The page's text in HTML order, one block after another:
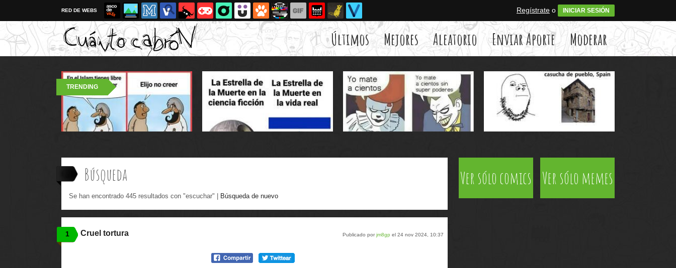
RED DE WEBS Regístrate o INICIAR SESIÓN
Últimos Mejores Aleatorio Enviar Aporte Moderar
TRENDING
Búsqueda
Se han encontrado 445 resultados con "escuchar" | Búsqueda de nuevo
1 Publicado porjm8gp el 24 nov 2024, 10:37
Cruel tortura
Ver sólo comics Ver sólo memes